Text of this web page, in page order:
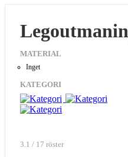
MATERIAL
Inget
KATEGORI
3.1 / 17 röster